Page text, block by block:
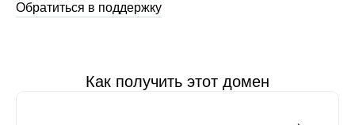
Обратиться в поддержку
Как получить этот домен